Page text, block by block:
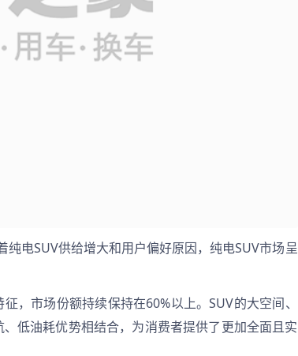
纯电SUV供给增大和用户偏好原因，纯电SUV市场呈
，市场份额持续保持在60%以上。SUV的大空间、
低油耗优势相结合，为消费者提供了更加全面且实